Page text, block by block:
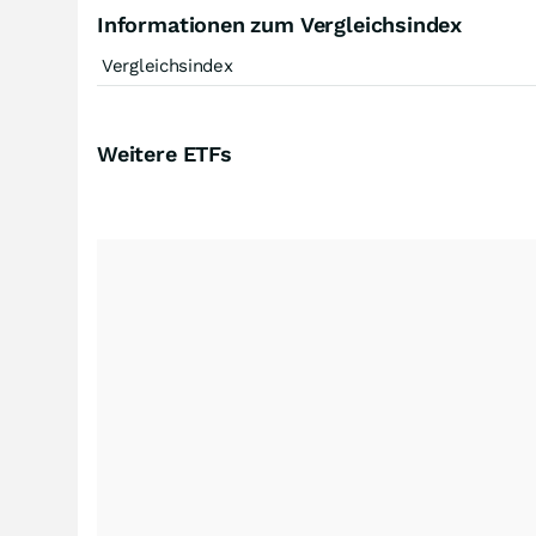
Informationen zum Vergleichsindex
Vergleichsindex
Weitere ETFs